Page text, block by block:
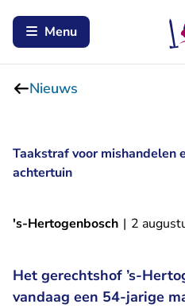
Menu
Nieuws
Taakstraf voor mishandelen
achtertuin
's-Hertogenbosch | 2
Het gerechtshof ’s-
vandaag een 54-jarige